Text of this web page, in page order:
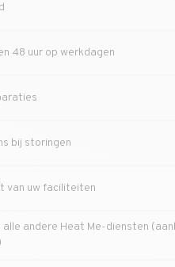
48 uur op werkdagen
bij storingen
van uw faciliteiten
andere Heat Me-diensten